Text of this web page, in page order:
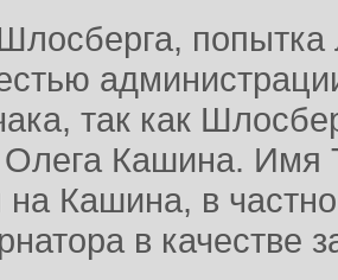
попытка
так как
Кашина. Имя
Кашина, в
в качестве